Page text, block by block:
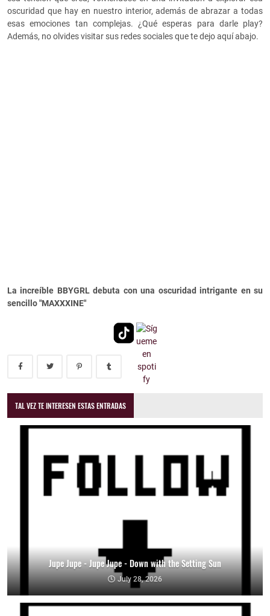
oscuridad que hay en nuestro interior, además de abrazar a todas
esas emociones tan complejas. ¿Qué esperas para darle play?
Además, no olvides visitar sus redes sociales que te dejo aquí abajo.
La increíble BBYGRL debuta con una oscuridad intrigante en su
sencillo "MAXXXINE"
TAL VEZ TE INTERESEN ESTAS ENTRADAS
Jupe Jupe - Jupe Jupe - Down with the Setting Sun
July 28, 2026